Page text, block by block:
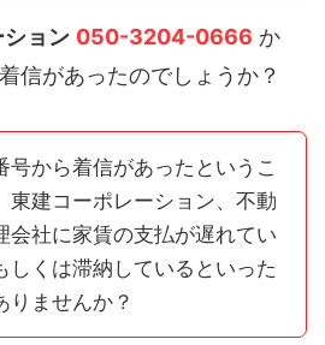
ョン 050-3204-0666 か
信があったのでしょうか？
号から着信があったというこ
東建コーポレーション、不動
会社に家賃の支払が遅れてい
しくは滞納しているといった
りませんか？